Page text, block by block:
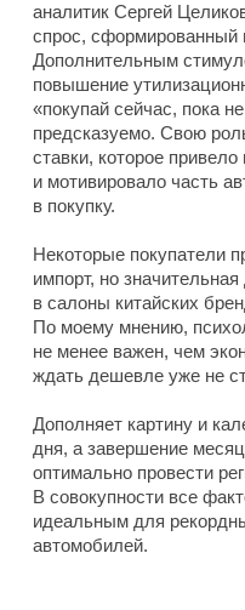
аналитик Сергей
спрос, сформированный
Дополнительным
повышение
«покупай сейчас, пока
предсказуемо. Свою
ставки, которое
и мотивировало часть
в покупку.
Некоторые покупатели
импорт, но
в салоны китайских
По моему мнению,
не менее важен, чем
ждать дешевле уже не
Дополняет картину и
дня, а завершение
оптимально провести
В совокупности все
идеальным для
автомобилей.